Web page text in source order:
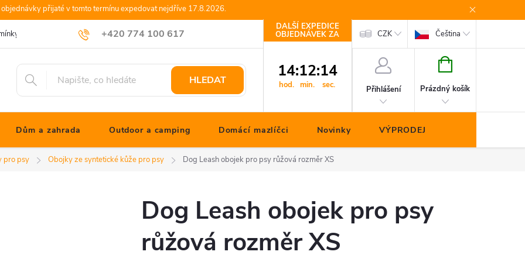
přijaté v tomto termínu expedovat nejdříve 17.8.2026.
+420 774 100 617
info@jonathanshop.cz
Podmínky ochrany osobních údajů Blog JONATHANshop.cz Kontakty CZK Čeština
HLEDAT
DALŠÍ EXPEDICE
OBJEDNÁVEK ZA
14
hod.
:12
min.
:13
sec. Přihlášení
NÁKUPNÍ
Prázdný košík
Dům a zahrada Outdoor a camping Domácí mazlíčci Novinky VÝPRODEJ
pro psy Obojky ze syntetické kůže pro psy Dog Leash obojek pro psy růžová rozměr XS
Dog Leash obojek pro psy
růžová rozměr XS